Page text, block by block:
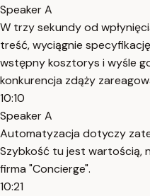
Speaker A
W trzy sekundy od
treść, wyciągnie
wstępny kosztorys i wyśle
konkurencja zdąży
10:10
Speaker A
Automatyzacja dotyczy
Szybkość tu jest wartością,
firma "Concierge".
10:21